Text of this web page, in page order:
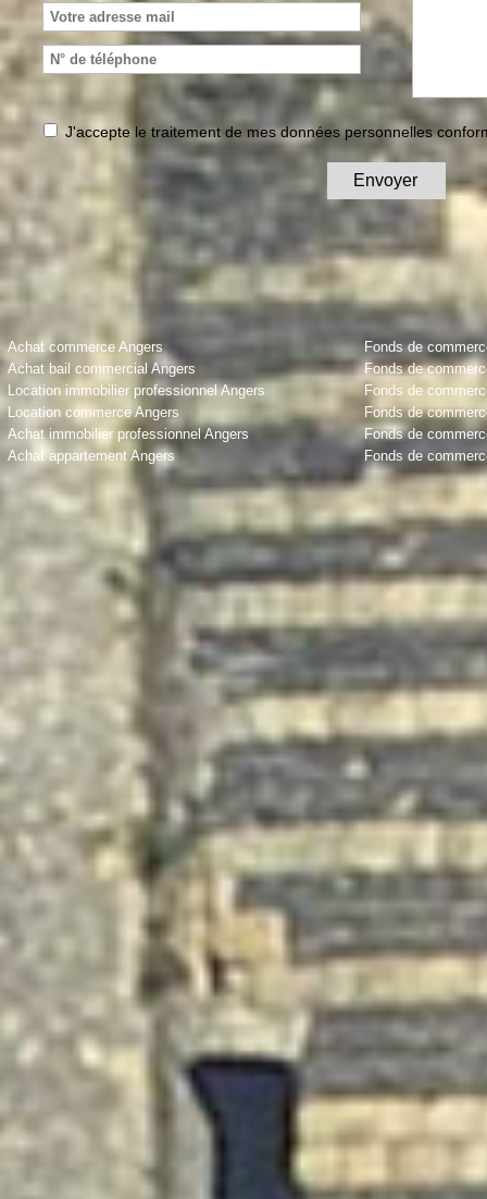
J'accepte le traitement de mes données personnelles
Achat commerce Angers
Achat bail commercial Angers
Location immobilier professionnel Angers
Location commerce Angers
Achat immobilier professionnel Angers
Achat appartement Angers
Fonds de
Fonds de
Fonds de
Fonds de
Fonds de
Fonds de